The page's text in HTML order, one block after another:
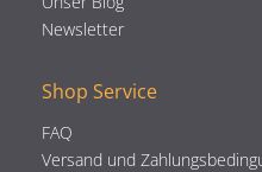
Newsletter
Shop Service
FAQ
Versand und